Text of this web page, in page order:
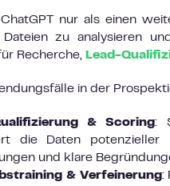
nur als einen
Dateien zu analysieren
Recherche,
Lead-
in der
& Scoring:
die Daten potenzieller
und klare
& Verfeinerung: